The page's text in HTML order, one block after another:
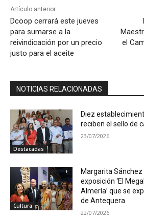
Artículo anterior
Dcoop cerrará este jueves
para sumarse a la
reivindicación por un precio
justo para el aceite
el
NOTICIAS RELACIONADAS
Destacadas
Diez
reciben el sello de
23/07/2026
Cultura
Margarita
exposición ‘El
Almería’ que se
de Antequera
22/07/2026